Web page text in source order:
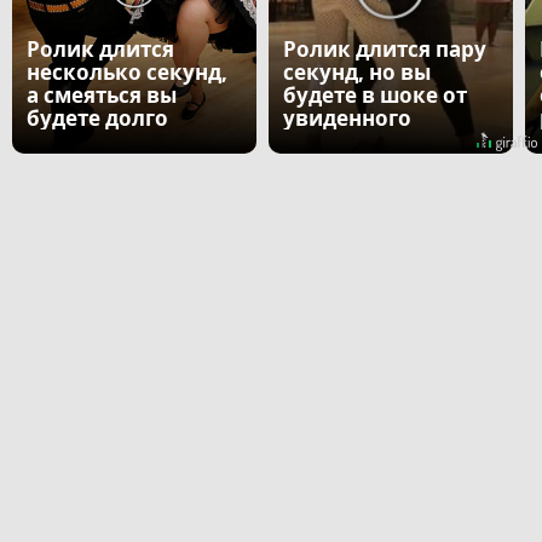
Ролик длится
несколько секунд,
а смеяться вы
будете долго
Ролик длится пару
секунд, но вы
будете в шоке от
увиденного